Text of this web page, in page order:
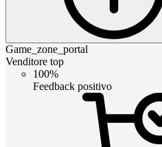
Game_zone_portal
Venditore top
100%
Feedback positivo